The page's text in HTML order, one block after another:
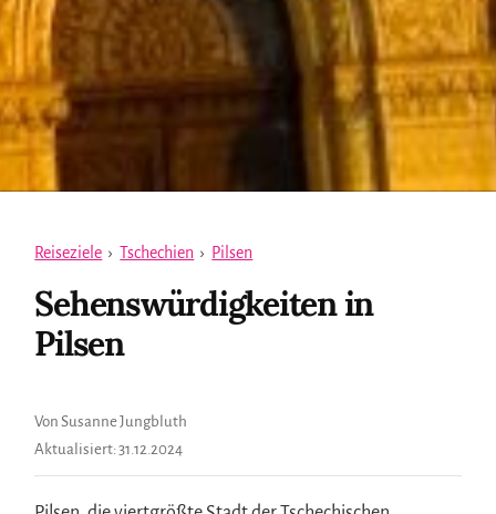
Reiseziele › Tschechien › Pilsen
Sehenswürdigkeiten in
Pilsen
Von Susanne Jungbluth
Aktualisiert:31.12.2024